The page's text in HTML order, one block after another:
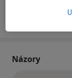
Názory